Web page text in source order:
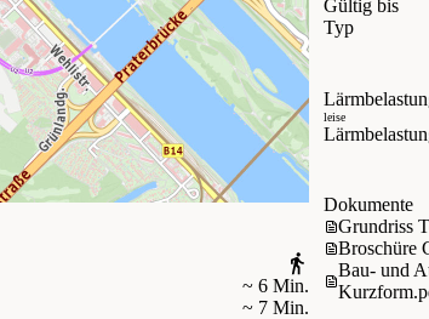
~ 6 Min.
~ 7 Min.
Gültig bis
Typ
leise
Dokumente
Grundriss
Broschüre
Bau- und